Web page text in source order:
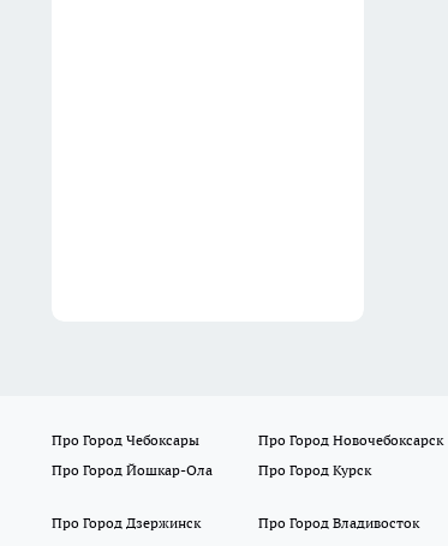
Про Город Чебоксары Про Город Новочебоксарск
Про Город Йошкар-Ола
Про Город Курск
Про Город Дзержинск
Про Город Владивосток